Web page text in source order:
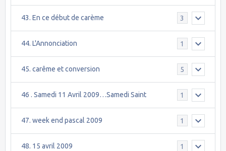
43. En ce début de carème 3
44. L'Annonciation 1
45. carême et conversion 5
46 . Samedi 11 Avril 2009…Samedi Saint 1
47. week end pascal 2009 1
48. 15 avril 2009 1